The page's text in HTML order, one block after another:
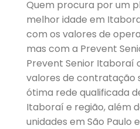
Quem procura por um
melhor idade em
com os valores de
mas com a Prevent
Prevent Senior Itaboraí
valores de contratação
ótima rede qualificada
Itaboraí e região, além
unidades em São Paulo